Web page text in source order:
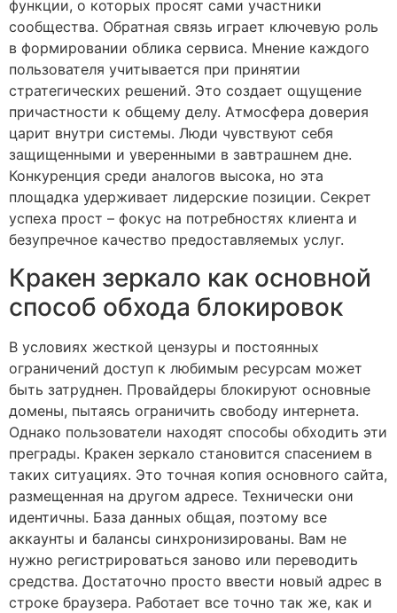
функции, о которых просят сами участники
сообщества. Обратная связь играет ключевую роль
в формировании облика сервиса. Мнение каждого
пользователя учитывается при принятии
стратегических решений. Это создает ощущение
причастности к общему делу. Атмосфера доверия
царит внутри системы. Люди чувствуют себя
защищенными и уверенными в завтрашнем дне.
Конкуренция среди аналогов высока, но эта
площадка удерживает лидерские позиции. Секрет
успеха прост – фокус на потребностях клиента и
безупречное качество предоставляемых услуг.
Кракен зеркало как основной
способ обхода блокировок
В условиях жесткой цензуры и постоянных
ограничений доступ к любимым ресурсам может
быть затруднен. Провайдеры блокируют основные
домены, пытаясь ограничить свободу интернета.
Однако пользователи находят способы обходить эти
преграды. Кракен зеркало становится спасением в
таких ситуациях. Это точная копия основного сайта,
размещенная на другом адресе. Технически они
идентичны. База данных общая, поэтому все
аккаунты и балансы синхронизированы. Вам не
нужно регистрироваться заново или переводить
средства. Достаточно просто ввести новый адрес в
строке браузера. Работает все точно так же, как и